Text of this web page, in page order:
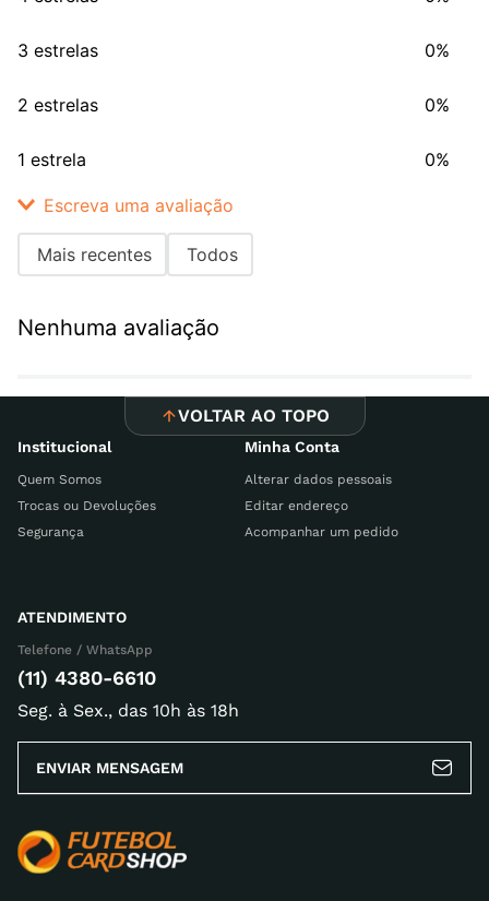
3 estrelas 0%
2 estrelas 0%
1 estrela 0%
Escreva uma avaliação
Título
Avalie o produto de 1 a 5 estrelas
Seu nome
Escreva uma avaliação
Mais recentes Todos
Nenhuma avaliação
VOLTAR AO TOPO
Institucional
Quem Somos
Trocas ou Devoluções
Segurança
Minha Conta
Alterar dados pessoais
Editar endereço
Acompanhar um pedido
ATENDIMENTO
Telefone / WhatsApp
(11) 4380-6610
Seg. à Sex., das 10h às 18h
ENVIAR MENSAGEM